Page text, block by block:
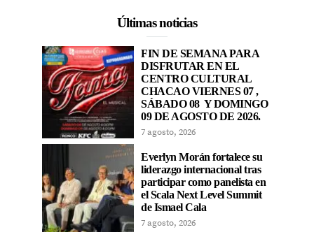
Últimas noticias
FIN DE SEMANA PARA
DISFRUTAR EN EL
CENTRO CULTURAL
CHACAO VIERNES 07 ,
SÁBADO 08 Y DOMINGO
09 DE AGOSTO DE 2026.
7 agosto, 2026
Everlyn Morán fortalece su
liderazgo internacional tras
participar como panelista en
el Scala Next Level Summit
de Ismael Cala
7 agosto, 2026